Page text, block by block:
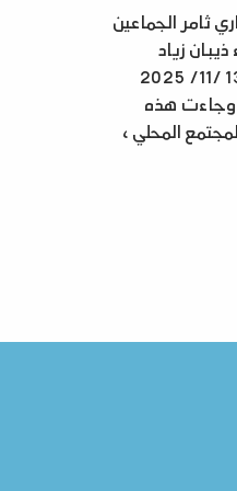
ثامر الجماعين
زياد
الشياب ومديرة ومعلمات وطالبات مدرسة برزا الأساسية للبنات. تم صباح اليوم الخميس الموافق 13 /11/ 2025
وجاءت هذه
المحلي ،